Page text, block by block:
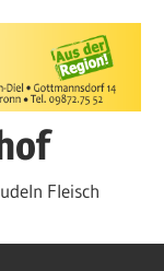
Fleisch